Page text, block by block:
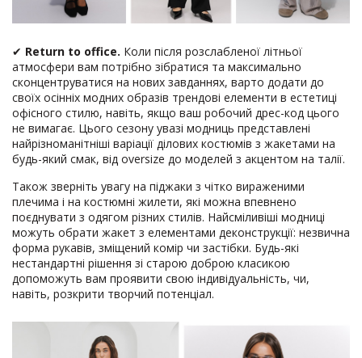
✔ Return to office. Коли після розслабленої літньої
атмосфери вам потрібно зібратися та максимально
сконцентруватися на нових завданнях, варто додати до
своїх осінніх модних образів трендові елементи в естетиці
офісного стилю, навіть, якщо ваш робочий дрес-код цього
не вимагає. Цього сезону увазі модниць представлені
найрізноманітніші варіації ділових костюмів з жакетами на
будь-який смак, від oversize до моделей з акцентом на талії.
Також зверніть увагу на піджаки з чітко вираженими
плечима і на костюмні жилети, які можна впевнено
поєднувати з одягом різних стилів. Найсміливіші модниці
можуть обрати жакет з елементами деконструкції: незвична
форма рукавів, зміщений комір чи застібки. Будь-які
нестандартні рішення зі старою доброю класикою
допоможуть вам проявити свою індивідуальність, чи,
навіть, розкрити творчий потенціал.